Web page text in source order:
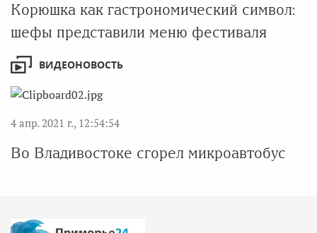
Корюшка как гастрономический символ:
шефы представили меню фестиваля
ВИДЕОНОВОСТЬ
4 апр. 2021 г., 12:54:54
Во Владивостоке сгорел микроавтобус